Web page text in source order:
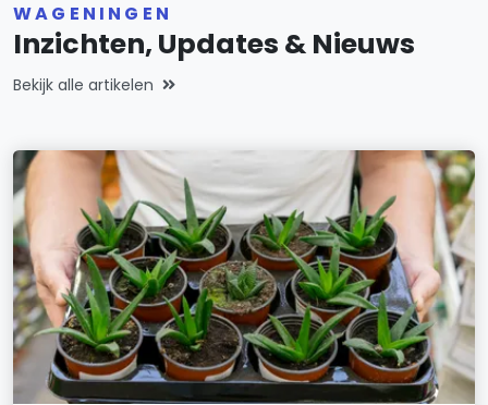
WAGENINGEN
Inzichten, Updates & Nieuws
Bekijk alle artikelen